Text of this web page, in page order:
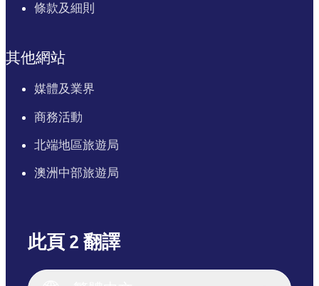
條款及細則
其他網站
媒體及業界
商務活動
北端地區旅遊局
澳洲中部旅遊局
此頁 2 翻譯